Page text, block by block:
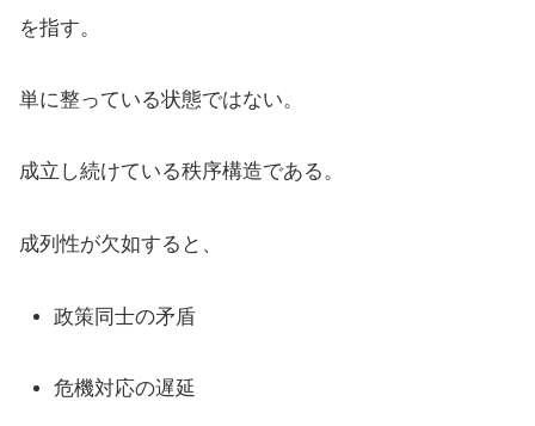
を指す。
単に整っている状態ではない。
成立し続けている秩序構造である。
成列性が欠如すると、
政策同士の矛盾
危機対応の遅延